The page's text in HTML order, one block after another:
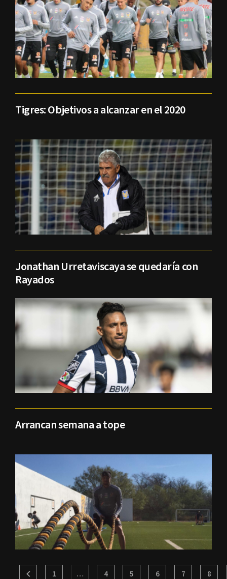
Tigres: Objetivos a alcanzar en el 2020
Jonathan Urretaviscaya se quedaría con
Rayados
Arrancan semana a tope
1 … 4 5 6 7 8